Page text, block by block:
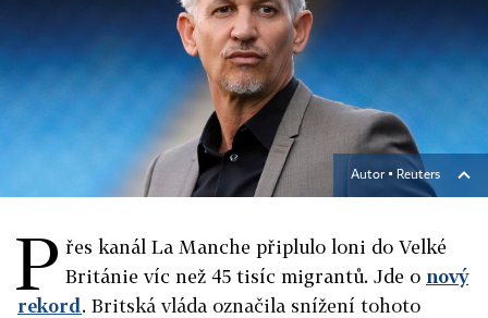
Autor ▪ Reuters
P řes kanál La Manche připlulo loni do Velké
Británie víc než 45 tisíc migrantů. Jde o nový
rekord. Britská vláda označila snížení tohoto